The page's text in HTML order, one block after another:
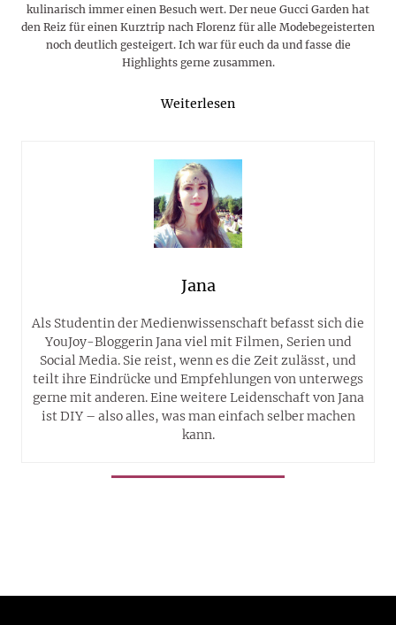
kulinarisch immer einen Besuch wert. Der neue Gucci Garden hat
den Reiz für einen Kurztrip nach Florenz für alle Modebegeisterten
noch deutlich gesteigert. Ich war für euch da und fasse die
Highlights gerne zusammen.
Weiterlesen
Jana
Als Studentin der Medienwissenschaft befasst sich die
YouJoy-Bloggerin Jana viel mit Filmen, Serien und
Social Media. Sie reist, wenn es die Zeit zulässt, und
teilt ihre Eindrücke und Empfehlungen von unterwegs
gerne mit anderen. Eine weitere Leidenschaft von Jana
ist DIY – also alles, was man einfach selber machen
kann.